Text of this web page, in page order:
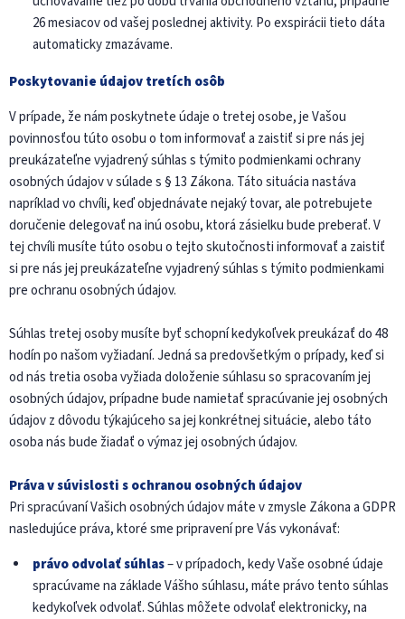
26 mesiacov od vašej poslednej aktivity. Po exspirácii tieto dáta
automaticky zmazávame.
Poskytovanie údajov tretích osôb
V prípade, že nám poskytnete údaje o tretej osobe, je Vašou
povinnosťou túto osobu o tom informovať a zaistiť si pre nás jej
preukázateľne vyjadrený súhlas s týmito podmienkami ochrany
osobných údajov v súlade s § 13 Zákona. Táto situácia nastáva
napríklad vo chvíli, keď objednávate nejaký tovar, ale potrebujete
doručenie delegovať na inú osobu, ktorá zásielku bude preberať. V
tej chvíli musíte túto osobu o tejto skutočnosti informovať a zaistiť
si pre nás jej preukázateľne vyjadrený súhlas s týmito podmienkami
pre ochranu osobných údajov.
Súhlas tretej osoby musíte byť schopní kedykoľvek preukázať do 48
hodín po našom vyžiadaní. Jedná sa predovšetkým o prípady, keď si
od nás tretia osoba vyžiada doloženie súhlasu so spracovaním jej
osobných údajov, prípadne bude namietať spracúvanie jej osobných
údajov z dôvodu týkajúceho sa jej konkrétnej situácie, alebo táto
osoba nás bude žiadať o výmaz jej osobných údajov.
Práva v súvislosti s ochranou osobných údajov
Pri spracúvaní Vašich osobných údajov máte v zmysle Zákona a GDPR
nasledujúce práva, ktoré sme pripravení pre Vás vykonávať:
právo odvolať súhlas– v prípadoch, kedy Vaše osobné údaje
spracúvame na základe Vášho súhlasu, máte právo tento súhlas
kedykoľvek odvolať. Súhlas môžete odvolať elektronicky, na